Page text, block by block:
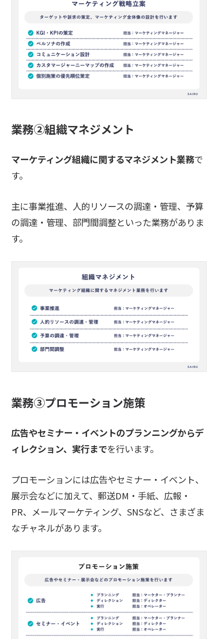
業務②組織マネジメント
マーケティング組織に関するマネジメント業務で
す。
主に事業推進、人的リソースの調達・管理、予算
の調達・管理、部門間調整といった業務がありま
す。
業務③プロモーション施策
広告やセミナー・イベントのプランニングからデ
ィレクション、実行までを行います。
プロモーションには広告やセミナー・イベント、
展示会などに加えて、郵送DM・手紙、広報・
PR、メールマーケティング、SNSなど、さまざま
なチャネルがあります。